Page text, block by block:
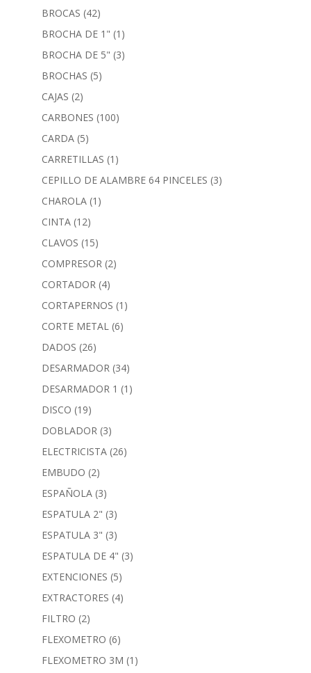
BROCAS (42)
BROCHA DE 1" (1)
BROCHA DE 5" (3)
BROCHAS (5)
CAJAS (2)
CARBONES (100)
CARDA (5)
CARRETILLAS (1)
CEPILLO DE ALAMBRE 64 PINCELES (3)
CHAROLA (1)
CINTA (12)
CLAVOS (15)
COMPRESOR (2)
CORTADOR (4)
CORTAPERNOS (1)
CORTE METAL (6)
DADOS (26)
DESARMADOR (34)
DESARMADOR 1 (1)
DISCO (19)
DOBLADOR (3)
ELECTRICISTA (26)
EMBUDO (2)
ESPAÑOLA (3)
ESPATULA 2" (3)
ESPATULA 3" (3)
ESPATULA DE 4" (3)
EXTENCIONES (5)
EXTRACTORES (4)
FILTRO (2)
FLEXOMETRO (6)
FLEXOMETRO 3M (1)